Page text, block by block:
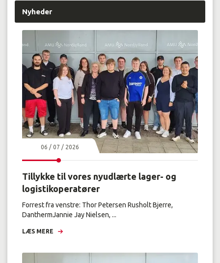
Nyheder
06 / 07 / 2026
Tillykke til vores nyudlærte lager- og
logistikoperatører
Forrest fra venstre: Thor Petersen Rusholt Bjerre,
DanthermJannie Jay Nielsen, ...
LÆS MERE